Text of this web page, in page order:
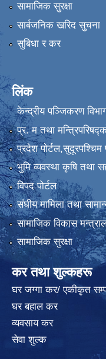
सामाजिक सुरक्षा
सार्बजनिक खरिद सुचना
सुबिधा र कर
लिंक
केन्द्रीय पञ्जिकरण
प्र. म तथा
प्रदेश पाेर्टल,सुदूरपश्चिम
भुमि व्यवस्था कृषि तथा
विपद पोर्टल
संघीय मामिला तथा
सामाजिक विकास
सामाजिक सुरक्षा
कर तथा शुल्कहरू
घर जग्गा कर/ एकीकृत
घर बहाल कर
व्यवसाय कर
सेवा शुल्क